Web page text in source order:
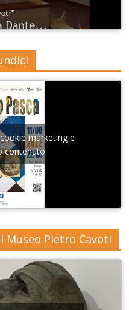
marketing e
contenuto
Museo Pietro Cavoti